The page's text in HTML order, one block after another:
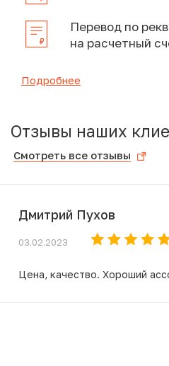
Перевод по
на расчетный
Подробнее
Отзывы наших
Смотреть все отзывы
Дмитрий Пухов
03.02.2023
Цена, качество. Хороший